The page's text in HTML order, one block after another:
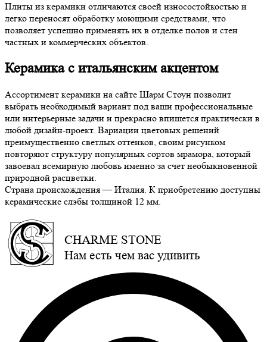
Плиты из керамики отличаются своей износостойкостью и
легко переносят обработку моющими средствами, что
позволяет успешно применять их в отделке полов и стен
частных и коммерческих объектов.
Керамика с итальянским акцентом
Ассортимент керамики на сайте Шарм Стоун позволит
выбрать необходимый вариант под ваши профессиональные
или интерьерные задачи и прекрасно впишется практически в
любой дизайн-проект. Вариации цветовых решений
преимущественно светлых оттенков, своим рисунком
повторяют структуру популярных сортов мрамора, который
завоевал всемирную любовь именно за счет необыкновенной
природной расцветки.
Страна происхождения — Италия. К приобретению доступны
керамические слэбы толщиной 12 мм.
CHARME STONE
Нам есть чем вас удивить